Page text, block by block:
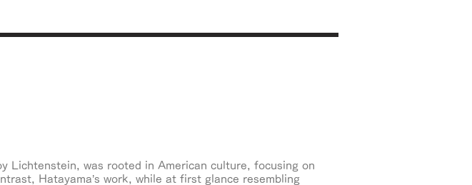
Lichtenstein, was rooted in American culture, focusing on
Hatayama’s work, while at first glance resembling